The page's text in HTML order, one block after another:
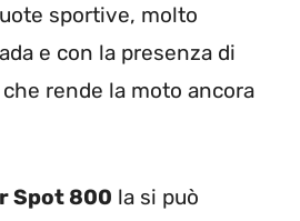
sportive, molto
e con la presenza di
rende la moto ancora
Spot 800 la si può